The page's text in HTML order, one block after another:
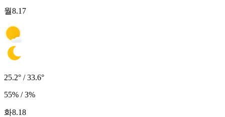
월8.17
25.2° / 33.6°
55% / 3%
화8.18